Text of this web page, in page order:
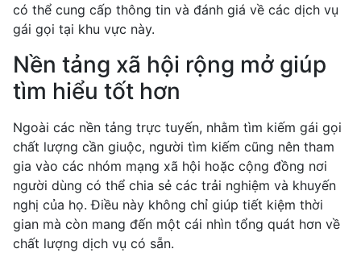
có thể cung cấp thông tin và đánh giá về các dịch vụ
gái gọi tại khu vực này.
Nền tảng xã hội rộng mở giúp
tìm hiểu tốt hơn
Ngoài các nền tảng trực tuyến, nhằm tìm kiếm gái gọi
chất lượng cần giuộc, người tìm kiếm cũng nên tham
gia vào các nhóm mạng xã hội hoặc cộng đồng nơi
người dùng có thể chia sẻ các trải nghiệm và khuyến
nghị của họ. Điều này không chỉ giúp tiết kiệm thời
gian mà còn mang đến một cái nhìn tổng quát hơn về
chất lượng dịch vụ có sẵn.